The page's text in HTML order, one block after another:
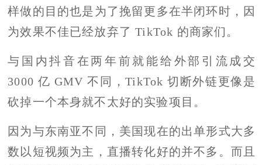
样做的目的也是为了挽留更多在半闭环时，因
为效果不佳已经放弃了 TikTok 的商家们。
与国内抖音在两年前就能给外部引流成交
3000 亿 GMV 不同，TikTok 切断外链更像是
砍掉一个本身就不太好的实验项目。
因为与东南亚不同，美国现在的出单形式大多
数以短视频为主，直播转化好的并不多。而且